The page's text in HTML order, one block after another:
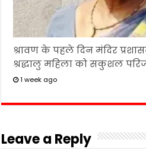
श्रावण के पहले दिन मंदिर
श्रद्धालु महिला को सकुशल
1 week ago
Leave a Reply